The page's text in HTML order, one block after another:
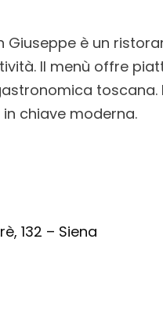
Giuseppe è un
Il menù offre
chiave moderna.
132 – Siena